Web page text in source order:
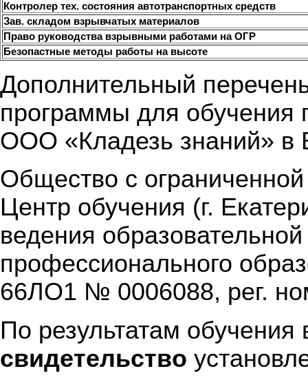
Контролер тех. состояния автотранспортных средств
Зав. складом взрывчатых материалов
Право руководства взрывными работами на ОГР
Безопастные методы работы на высоте
Дополнительный
программы для обучения
ООО «Кладезь знаний» в
Общество с
Центр обучения (г.
ведения
профессионального
66ЛО1 № 0006088, рег.
По результатам
свидетельство